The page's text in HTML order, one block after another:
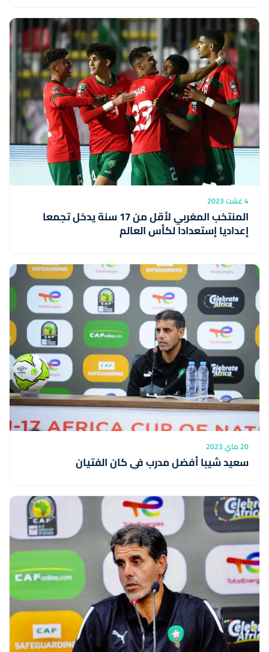
4 غشت 2023
المنتخب المغربي لأقل من 17 سنة يدخل تجمعا
إعداديا إستعدادا لكأس العالم
20 ماي 2023
سعيد شيبا أفضل مدرب في كان الفتيان